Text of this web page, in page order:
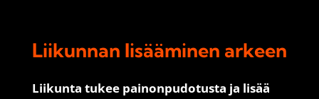
Liikunnan lisääminen arkeen
Liikunta tukee painonpudotusta ja lisää